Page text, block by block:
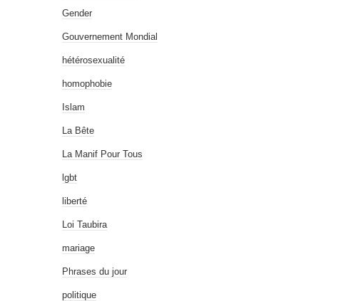
Gender
Gouvernement Mondial
hétérosexualité
homophobie
Islam
La Bête
La Manif Pour Tous
lgbt
liberté
Loi Taubira
mariage
Phrases du jour
politique